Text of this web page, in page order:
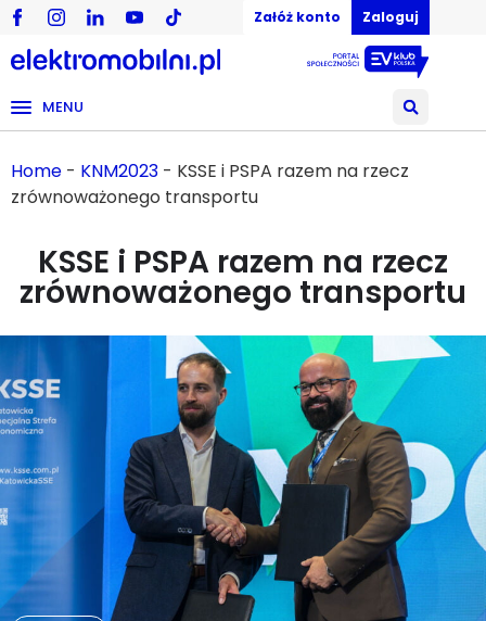
Załóż konto Zaloguj
MENU
Home - KNM2023 - KSSE i PSPA razem na rzecz
zrównoważonego transportu
KSSE i PSPA razem na rzecz
zrównoważonego transportu